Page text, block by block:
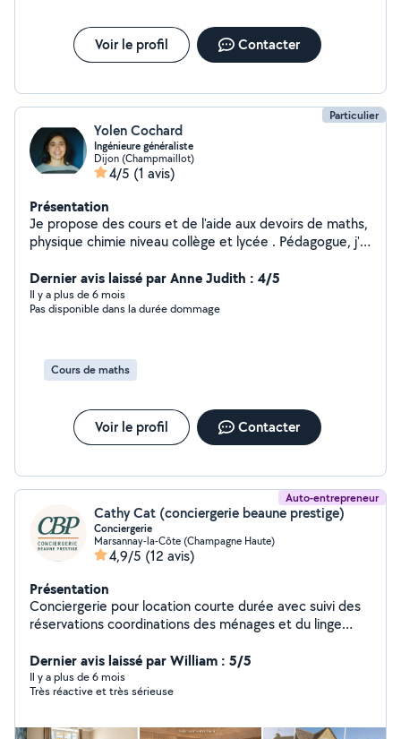
Voir le profil Contacter
Particulier
Yolen Cochard
Ingénieure généraliste
Dijon (Champmaillot)
4/5 (1 avis)
Présentation
Je propose des cours et de l'aide aux devoirs de maths,
physique chimie niveau collège et lycée . Pédagogue, j'ai
pour l'égalité des chances.
Dernier avis laissé par Anne Judith : 4/5
Il y a plus de 6 mois
Pas disponible dans la durée dommage
Cours de maths
Voir le profil Contacter
Auto-entrepreneur
Cathy Cat (conciergerie beaune prestige)
Conciergerie
Marsannay-la-Côte (Champagne Haute)
4,9/5 (12 avis)
Présentation
Conciergerie pour location courte durée avec suivi des
réservations coordinations des ménages et du linge
création site Web... Et location longue durée
spécifiquement pour visites état des lieux remise des
clefs...
Dernier avis laissé par William : 5/5
Il y a plus de 6 mois
Très réactive et très sérieuse